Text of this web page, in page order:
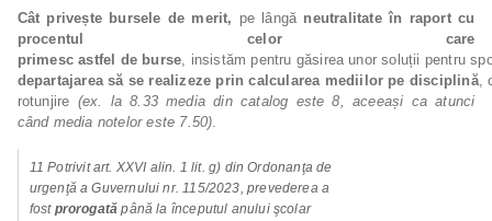
Cât privește bursele de merit, pe lângă neutralitate în raport cu
procentul celor care
primesc astfel de burse, insistăm pentru găsirea unor soluții pentru
departajarea să se realizeze prin calcularea mediilor pe disciplină,
rotunjire (ex. la 8.33 media din catalog este 8, aceeași ca atunci
când media notelor este 7.50).
11 Potrivit art. XXVI alin. 1 lit. g) din Ordonanţa de
urgenţă a Guvernului nr. 115/2023, prevederea a
fost prorogatăpână la începutul anului şcolar